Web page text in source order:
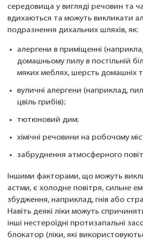
середовища у вигляді речовин та
вдихаються та можуть викликати
подразнення дихальних шляхів, як:
алергени в приміщенні
домашньому пилу в постільній
мяких меблях, шерсть домашніх
вуличні алергени (наприклад,
цвіль грибів);
тютюновий дим;
хімічні речовини на робочому
забруднення атмосферного
Іншими факторами, що можуть
астми, є холодне повітря, сильне
збудження, наприклад, гнів або
Навіть деякі ліки можуть
інші нестероїдні протизапальні
блокатор (ліки, які